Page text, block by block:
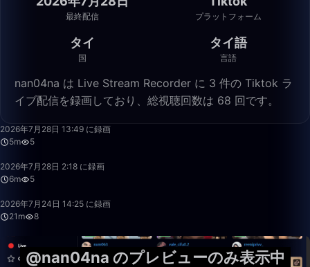
最終配信 プラットフォーム
タイ
国
タイ語
言語
nan04na は Live Stream Recorder に 3 件の Tiktok ラ
イブ配信を録画しており、総視聴回数は 68 回です。
2026年7月28日 13:49 に録画
5m
5
2026年7月28日 2:18 に録画
6m
5
2026年7月24日 14:25 に録画
21m
8
@nan04na のプレビューのみ表示中